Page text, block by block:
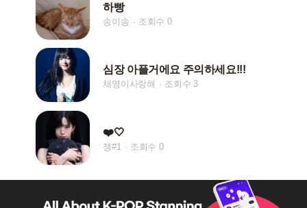
하빵
송이송 조회수 0
심장 아플거에요 주의하세요!!!
채영이사랑해 조회수 3
❤️🤍
챙#1 조회수 0